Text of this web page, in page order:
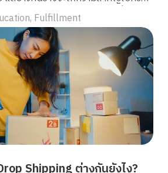
ละส่งมากกว่า จนลืมไปว่าหากขั้นตอน
ผิดผลาดก็อาจเกิดปัญหาในขั้นตอนถัด
นี้ใน ขั้นตอนการหยิบสินค้า (Picking)
วอย่างวิธีการหยิบสินค้า ที่คลังสินค้า
ะครับ blog นี้ผมจึงอยากให้ทุกคนรู้จัก
บ้างครับ FIFO คืออะไร FIFO หรือ
ะบบการจัดการสินค้าตามลำดับเข้า
หยิบสินค้าที่เข้าคลังก่อน ออกไปแพ็ก
วิธีนี้จะช่วยลดปัญหาสินค้าเสื่อมสภาพ
สินค้าประเภทอื่น ๆ ที่มีการเปลี่ยนแปลง
ะสิทธิภาพ ตัวอย่างสินค้าเช่น เสื้อผ้า
, Fulfillment